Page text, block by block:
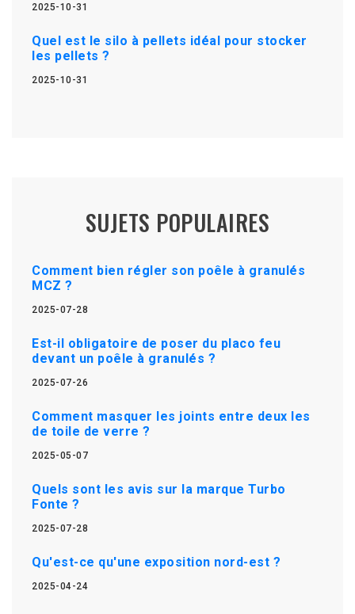
2025-10-31
Quel est le silo à pellets idéal pour stocker
les pellets ?
2025-10-31
SUJETS POPULAIRES
Comment bien régler son poêle à granulés
MCZ ?
2025-07-28
Est-il obligatoire de poser du placo feu
devant un poêle à granulés ?
2025-07-26
Comment masquer les joints entre deux les
de toile de verre ?
2025-05-07
Quels sont les avis sur la marque Turbo
Fonte ?
2025-07-28
Qu'est-ce qu'une exposition nord-est ?
2025-04-24